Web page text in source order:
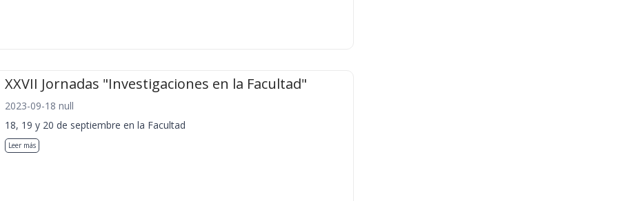
XXVII Jornadas "Investigaciones en la Facultad"
2023-09-18 null
18, 19 y 20 de septiembre en la Facultad
Leer más